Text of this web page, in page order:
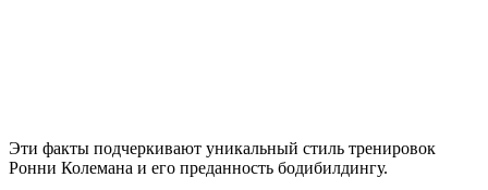
Эти факты подчеркивают уникальный стиль тренировок
Ронни Колемана и его преданность бодибилдингу.